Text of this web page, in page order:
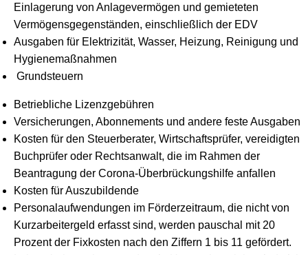
Einlagerung von Anlagevermögen und gemieteten
Vermögensgegenständen, einschließlich der EDV
Ausgaben für Elektrizität, Wasser, Heizung, Reinigung und
Hygienemaßnahmen
Grundsteuern
Betriebliche Lizenzgebühren
Versicherungen, Abonnements und andere feste Ausgaben
Kosten für den Steuerberater, Wirtschaftsprüfer, vereidigten
Buchprüfer oder Rechtsanwalt, die im Rahmen der
Beantragung der Corona-Überbrückungshilfe anfallen
Kosten für Auszubildende
Personalaufwendungen im Förderzeitraum, die nicht von
Kurzarbeitergeld erfasst sind, werden pauschal mit 20
Prozent der Fixkosten nach den Ziffern 1 bis 11 gefördert.